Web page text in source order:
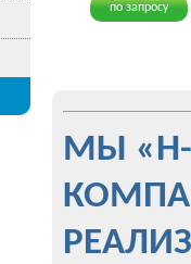
по запросу
МЫ